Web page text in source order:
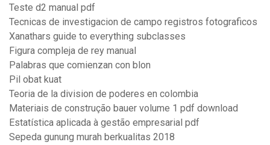
Teste d2 manual pdf
Tecnicas de investigacion de campo registros fotograficos
Xanathars guide to everything subclasses
Figura compleja de rey manual
Palabras que comienzan con blon
Pil obat kuat
Teoria de la division de poderes en colombia
Materiais de construção bauer volume 1 pdf download
Estatística aplicada à gestão empresarial pdf
Sepeda gunung murah berkualitas 2018